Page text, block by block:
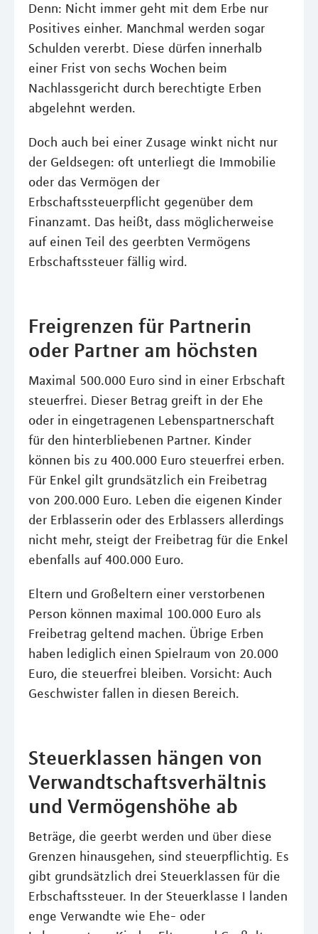
Denn: Nicht immer geht mit dem Erbe nur
Positives einher. Manchmal werden sogar
Schulden vererbt. Diese dürfen innerhalb
einer Frist von sechs Wochen beim
Nachlassgericht durch berechtigte Erben
abgelehnt werden.
Doch auch bei einer Zusage winkt nicht nur
der Geldsegen: oft unterliegt die Immobilie
oder das Vermögen der
Erbschaftssteuerpflicht gegenüber dem
Finanzamt. Das heißt, dass möglicherweise
auf einen Teil des geerbten Vermögens
Erbschaftssteuer fällig wird.
Freigrenzen für Partnerin
oder Partner am höchsten
Maximal 500.000 Euro sind in einer Erbschaft
steuerfrei. Dieser Betrag greift in der Ehe
oder in eingetragenen Lebenspartnerschaft
für den hinterbliebenen Partner. Kinder
können bis zu 400.000 Euro steuerfrei erben.
Für Enkel gilt grundsätzlich ein Freibetrag
von 200.000 Euro. Leben die eigenen Kinder
der Erblasserin oder des Erblassers allerdings
nicht mehr, steigt der Freibetrag für die Enkel
ebenfalls auf 400.000 Euro.
Eltern und Großeltern einer verstorbenen
Person können maximal 100.000 Euro als
Freibetrag geltend machen. Übrige Erben
haben lediglich einen Spielraum von 20.000
Euro, die steuerfrei bleiben. Vorsicht: Auch
Geschwister fallen in diesen Bereich.
Steuerklassen hängen von
Verwandtschaftsverhältnis
und Vermögenshöhe ab
Beträge, die geerbt werden und über diese
Grenzen hinausgehen, sind steuerpflichtig. Es
gibt grundsätzlich drei Steuerklassen für die
Erbschaftssteuer. In der Steuerklasse I landen
enge Verwandte wie Ehe- oder